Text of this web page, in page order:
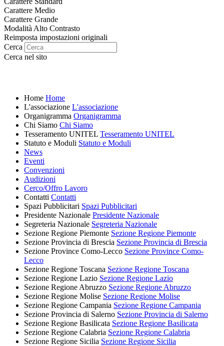
Carattere Medio
Carattere Grande
Modalità Alto Contrasto
Reimposta impostazioni originali
Cerca
Cerca nel sito
Home Home
L'associazione L'associazione
Organigramma Organigramma
Chi Siamo Chi Siamo
Tesseramento UNITEL Tesseramento UNITEL
Statuto e Moduli Statuto e Moduli
News
Eventi
Convenzioni
Audizioni
Cerco/Offro Lavoro
Contatti Contatti
Spazi Pubblicitari Spazi Pubblicitari
Presidente Nazionale Presidente Nazionale
Segreteria Nazionale Segreteria Nazionale
Sezione Regione Piemonte Sezione Regione Piemonte
Sezione Provincia di Brescia Sezione Provincia di Brescia
Sezione Province Como-Lecco Sezione Province Como-
Lecco
Sezione Regione Toscana Sezione Regione Toscana
Sezione Regione Lazio Sezione Regione Lazio
Sezione Regione Abruzzo Sezione Regione Abruzzo
Sezione Regione Molise Sezione Regione Molise
Sezione Regione Campania Sezione Regione Campania
Sezione Provincia di Salerno Sezione Provincia di Salerno
Sezione Regione Basilicata Sezione Regione Basilicata
Sezione Regione Calabria Sezione Regione Calabria
Sezione Regione Sicilia Sezione Regione Sicilia